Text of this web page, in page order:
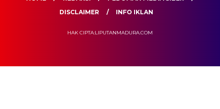
DISCLAIMER
INFO IKLAN
HAK CIPTA:LIPUTANMADURA.COM